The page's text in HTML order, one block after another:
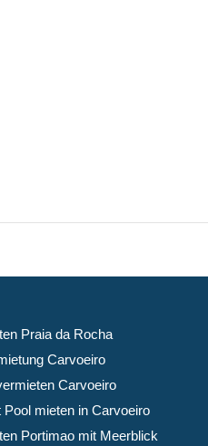
Praia da Rocha
Carvoeiro
Carvoeiro
mieten in Carvoeiro
Portimao mit Meerblick